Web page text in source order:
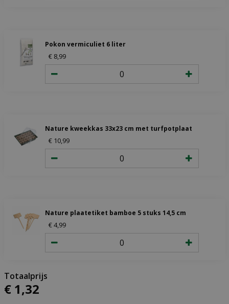
Pokon vermiculiet 6 liter
€ 8 99
Nature kweekkas 33x23 cm met turfpotplaat
€ 10 99
Nature plaatetiket bamboe 5 stuks 14,5 cm
€4,99
€ 1,32